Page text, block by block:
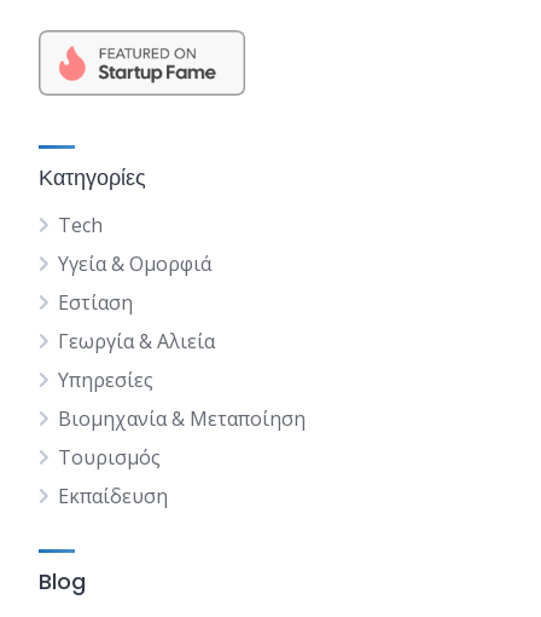
Κατηγορίες
Tech
Υγεία & Ομορφιά
Εστίαση
Γεωργία & Αλιεία
Υπηρεσίες
Βιομηχανία & Μεταποίηση
Τουρισμός
Εκπαίδευση
Blog